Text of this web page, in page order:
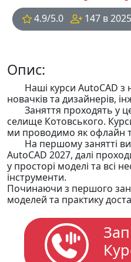
4.9/5.0 147 в 2025
Опис:
Наші курси AutoCAD з
новачків та дизайнерів,
Заняття проходять у
селище Котовського.
ми проводимо як офлайн
На першому занятті
AutoCAD 2027, далі
у просторі моделі та всі
інструменти.
Починаючи з першого
моделей та практику